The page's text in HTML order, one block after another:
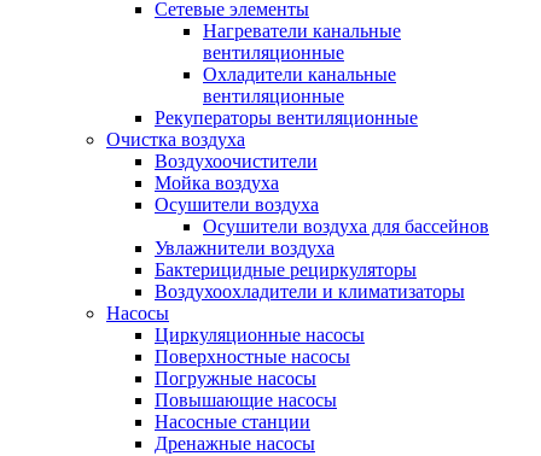
Сетевые элементы
Нагреватели канальные
вентиляционные
Охладители канальные
вентиляционные
Рекуператоры вентиляционные
Очистка воздуха
Воздухоочистители
Мойка воздуха
Осушители воздуха
Осушители воздуха для бассейнов
Увлажнители воздуха
Бактерицидные рециркуляторы
Воздухоохладители и климатизаторы
Насосы
Циркуляционные насосы
Поверхностные насосы
Погружные насосы
Повышающие насосы
Насосные станции
Дренажные насосы